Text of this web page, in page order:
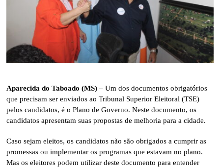
Aparecida do Taboado (MS) – Um dos documentos obrigatórios
que precisam ser enviados ao Tribunal Superior Eleitoral (TSE)
pelos candidatos, é o Plano de Governo. Neste documento, os
candidatos apresentam suas propostas de melhoria para a cidade.
Caso sejam eleitos, os candidatos não são obrigados a cumprir as
promessas ou implementar os programas que estavam no plano.
Mas os eleitores podem utilizar deste documento para entender